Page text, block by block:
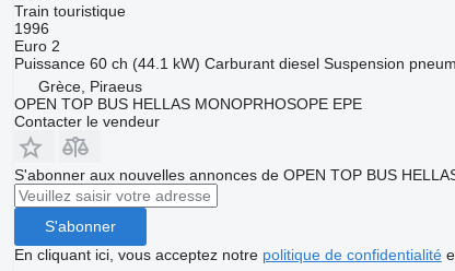
Train touristique
1996
Euro 2
Puissance 60 ch (44.1 kW) Carburant diesel Suspension
Grèce, Piraeus
OPEN TOP BUS HELLAS MONOPRHOSOPE EPE
Contacter le vendeur
S'abonner aux nouvelles annonces de OPEN TOP BUS
S'abonner
En cliquant ici, vous acceptez notre politique de confidentialité